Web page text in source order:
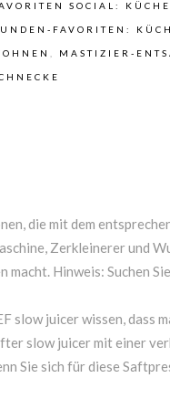
SOCIAL:
FAVORITEN:
MASTIZIER-
die mit dem
Zerkleinerer und
Hinweis: Suchen
juicer wissen, dass
slow juicer mit einer
Sie sich für diese